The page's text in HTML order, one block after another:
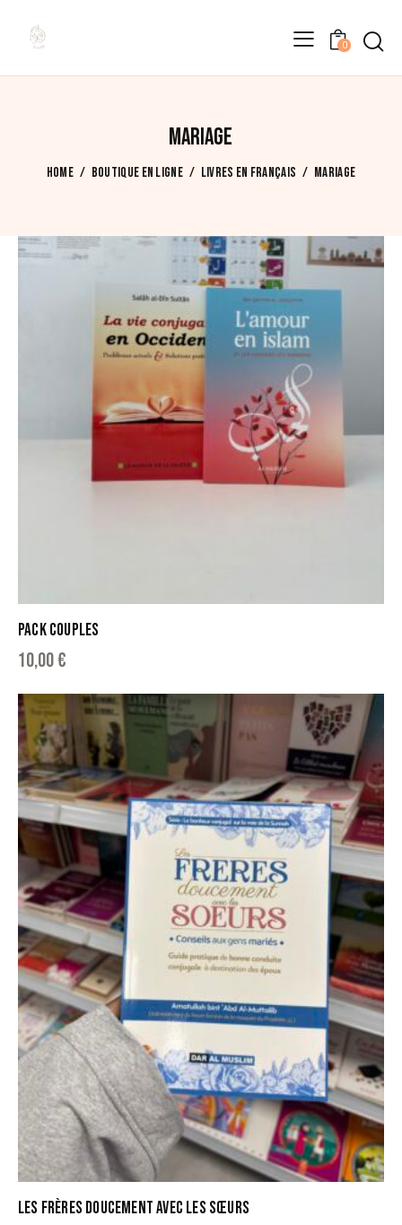
0
MARIAGE
HOME BOUTIQUE EN LIGNE LIVRES EN FRANÇAIS MARIAGE
du
ancien
PACK COUPLES
10,00€
LES FRÈRES DOUCEMENT AVEC LES SŒURS